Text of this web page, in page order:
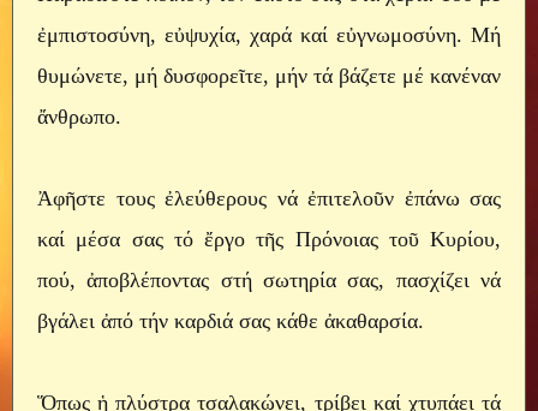
ἐμπιστοσύνη, εὐψυχία, χαρά καί εὐγνωμοσύνη. Μή
θυμώνετε, μή δυσφορεῖτε, μήν τά βάζετε μέ κανέναν
ἄνθρωπο.
Ἀφῆστε τους ἐλεύθερους νά ἐπιτελοῦν ἐπάνω σας
καί μέσα σας τό ἔργο τῆς Πρόνοιας τοῦ Κυρίου,
πού, ἀποβλέποντας στή σωτηρία σας, πασχίζει νά
βγάλει ἀπό τήν καρδιά σας κάθε ἀκαθαρσία.
Ὅπως ἡ πλύστρα τσαλακώνει, τρίβει καί χτυπάει τά